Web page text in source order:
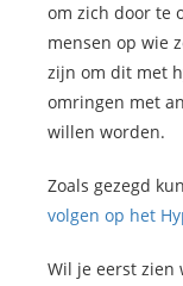
om zich door te
mensen op wie
zijn om dit met
omringen met
willen worden.
Zoals gezegd
volgen op het
Wil je eerst zien